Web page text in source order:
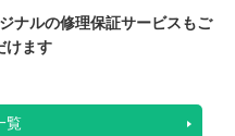
ナルの修理保証サービスもご
けます
覧